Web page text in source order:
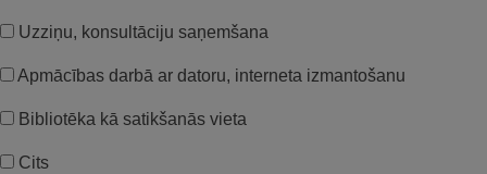
Uzziņu, konsultāciju saņemšana
Apmācības darbā ar datoru, interneta izmantošanu
Bibliotēka kā satikšanās vieta
Cits